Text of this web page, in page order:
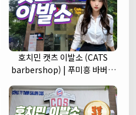
호치민 캣츠 이발소 (CATS
barbershop) | 푸미흥 바버샵